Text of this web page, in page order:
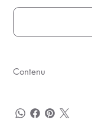
Contenu